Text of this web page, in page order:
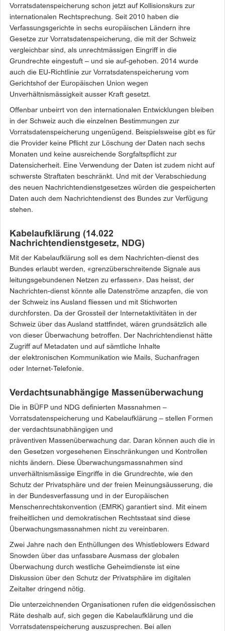
Vorratsdatenspeicherung schon jetzt auf Kollisionskurs zur
internationalen Rechtsprechung. Seit 2010 haben die
Verfassungsgerichte in sechs europäischen Ländern ihre
Gesetze zur Vorratsdatenspeicherung, die mit der Schweiz
vergleichbar sind, als unrechtmässigen Eingriff in die
Grundrechte eingestuft – und sie auf-gehoben. 2014 wurde
auch die EU-Richtlinie zur Vorratsdatenspeicherung vom
Gerichtshof der Europäischen Union wegen
Unverhältnismässigkeit ausser Kraft gesetzt.
Offenbar unbeirrt von den internationalen Entwicklungen bleiben
in der Schweiz auch die einzelnen Bestimmungen zur
Vorratsdatenspeicherung ungenügend. Beispielsweise gibt es für
die Provider keine Pflicht zur Löschung der Daten nach sechs
Monaten und keine ausreichende Sorgfaltspflicht zur
Datensicherheit. Eine Verwendung der Daten ist zudem nicht auf
schwerste Straftaten beschränkt. Und mit der Verabschiedung
des neuen Nachrichtendienstgesetzes würden die gespeicherten
Daten auch dem Nachrichtendienst des Bundes zur Verfügung
stehen.
Kabelaufklärung (14.022
Nachrichtendienstgesetz, NDG)
Mit der Kabelaufklärung soll es dem Nachrichten-dienst des
Bundes erlaubt werden, «grenzüberschreitende Signale aus
leitungsgebundenen Netzen zu erfassen». Das heisst, der
Nachrichten-dienst könnte alle Datenströme anzapfen, die von
der Schweiz ins Ausland fliessen und mit Stichworten
durchforsten. Da der Grossteil der Internetaktivitäten in der
Schweiz über das Ausland stattfindet, wären grundsätzlich alle
von dieser Überwachung betroffen. Der Nachrichtendienst hätte
Zugriff auf Metadaten und auf sämtliche Inhalte
der elektronischen Kommunikation wie Mails, Suchanfragen
oder Internet-Telefonie.
Verdachtsunabhängige Massenüberwachung
Die in BÜFP und NDG definierten Massnahmen –
Vorratsdatenspeicherung und Kabelaufklärung – stellen Formen
der verdachtsunabhängigen und
präventiven Massenüberwachung dar. Daran können auch die in
den Gesetzen vorgesehenen Einschränkungen und Kontrollen
nichts ändern. Diese Überwachungsmassnahmen sind
unverhältnismässige Eingriffe in die Grundrechte, wie den
Schutz der Privatsphäre und der freien Meinungsäusserung, die
in der Bundesverfassung und in der Europäischen
Menschenrechtskonvention (EMRK) garantiert sind. Mit einem
freiheitlichen und demokratischen Rechtsstaat sind diese
Überwachungsmassnahmen nicht zu vereinbaren.
Zwei Jahre nach den Enthüllungen des Whistleblowers Edward
Snowden über das unfassbare Ausmass der globalen
Überwachung durch westliche Geheimdienste ist eine
Diskussion über den Schutz der Privatsphäre im digitalen
Zeitalter dringend nötig.
Die unterzeichnenden Organisationen rufen die eidgenössischen
Räte deshalb auf, sich gegen die Kabelaufklärung und die
Vorratsdatenspeicherung auszusprechen. Bei allen